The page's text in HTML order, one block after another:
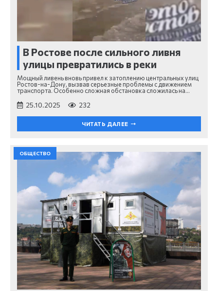
В Ростове после сильного ливня
улицы превратились в реки
Мощный ливень вновь привел к затоплению центральных улиц
Ростов-на-Дону, вызвав серьезные проблемы с движением
транспорта. Особенно сложная обстановка сложилась на…
25.10.2025 232
ЧИТАТЬ ДАЛЕЕ
ОБЩЕСТВО